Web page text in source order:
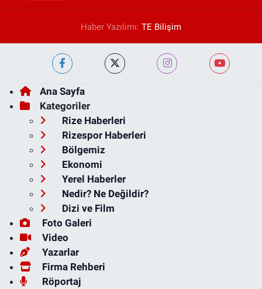
Haber Yazılımı: TE Bilişim
Ana Sayfa
Kategoriler
Rize Haberleri
Rizespor Haberleri
Bölgemiz
Ekonomi
Yerel Haberler
Nedir? Ne Değildir?
Dizi ve Film
Foto Galeri
Video
Yazarlar
Firma Rehberi
Röportaj